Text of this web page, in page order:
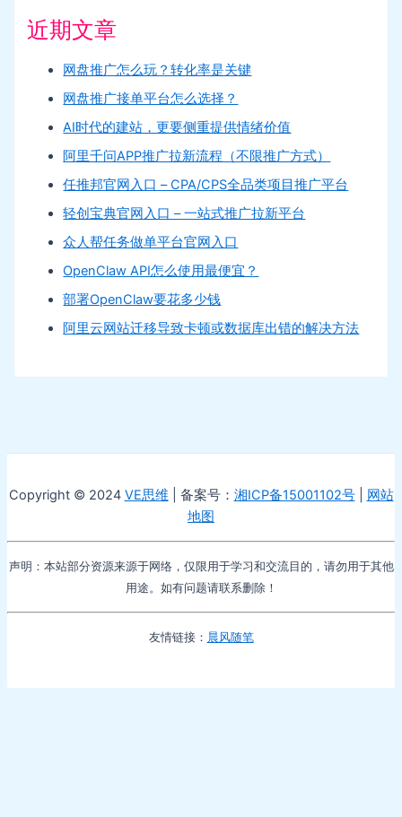
近期文章
网盘推广怎么玩？转化率是关键
网盘推广接单平台怎么选择？
AI时代的建站，更要侧重提供情绪价值
阿里千问APP推广拉新流程（不限推广方式）
任推邦官网入口 – CPA/CPS全品类项目推广平台
轻创宝典官网入口 – 一站式推广拉新平台
众人帮任务做单平台官网入口
OpenClaw API怎么使用最便宜？
部署OpenClaw要花多少钱
阿里云网站迁移导致卡顿或数据库出错的解决方法
Copyright © 2024 VE思维 | 备案号： 湘ICP备15001102号| 网站
地图
声明：本站部分资源来源于网络，仅限用于学习和交流目的，请勿用于其他
用途。如有问题请联系删除！
友情链接： 晨风随笔